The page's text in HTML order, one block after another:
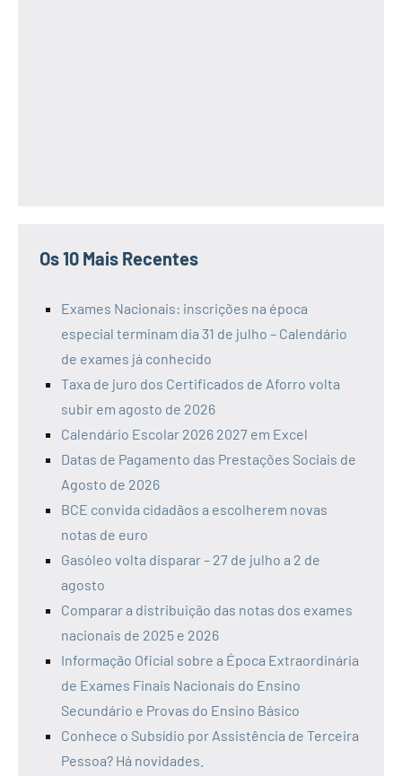
Os 10 Mais Recentes
Exames Nacionais: inscrições na época
especial terminam dia 31 de julho – Calendário
de exames já conhecido
Taxa de juro dos Certificados de Aforro volta
subir em agosto de 2026
Calendário Escolar 2026 2027 em Excel
Datas de Pagamento das Prestações Sociais de
Agosto de 2026
BCE convida cidadãos a escolherem novas
notas de euro
Gasóleo volta disparar – 27 de julho a 2 de
agosto
Comparar a distribuição das notas dos exames
nacionais de 2025 e 2026
Informação Oficial sobre a Época Extraordinária
de Exames Finais Nacionais do Ensino
Secundário e Provas do Ensino Básico
Conhece o Subsídio por Assistência de Terceira
Pessoa? Há novidades.